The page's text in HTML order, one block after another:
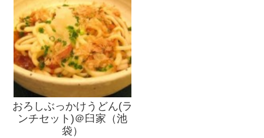
おろしぶっかけうどん(ラ
ンチセット)＠臼家（池
袋）